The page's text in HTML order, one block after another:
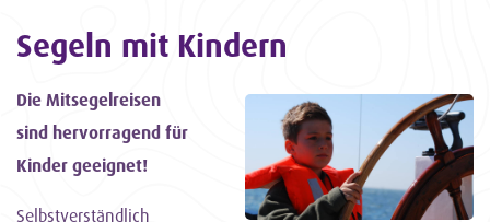
Segeln mit Kindern
Die Mitsegelreisen
sind hervorragend für
Kinder geeignet!
Selbstverständlich